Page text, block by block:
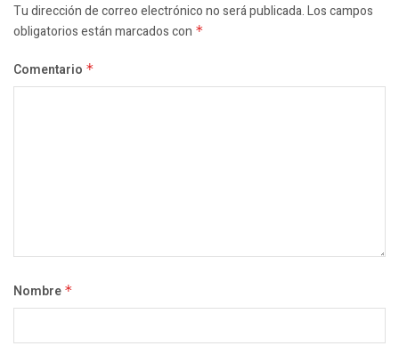
Tu dirección de correo electrónico no será publicada.Los campos
obligatorios están marcados con *
Comentario *
Nombre *